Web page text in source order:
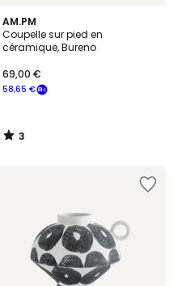
AM.PM
Coupelle sur pied en
céramique, Bureno
58,65 €
69,00 €
3
/
5
3
/